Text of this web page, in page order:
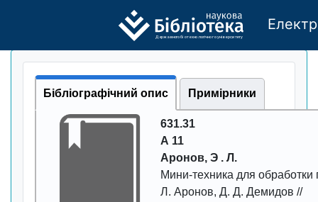
Державного бі отехно логічно го універси тету
Бібліографічний опис Примірники
631.31
А 11
Аpонов, Э . Л.
Мини-техника для обpаботки
Л. Аpонов, Д. Д. Демидов //